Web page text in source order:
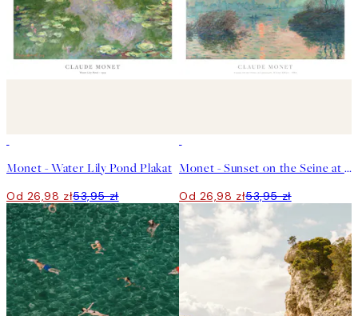
Monet - Water Lily Pond Plakat
Od 26,98 zł53,95 zł
Monet - Sunset on the Seine at Lavacourt, Winter Effect Plakat
Od 26,98 zł53,95 zł